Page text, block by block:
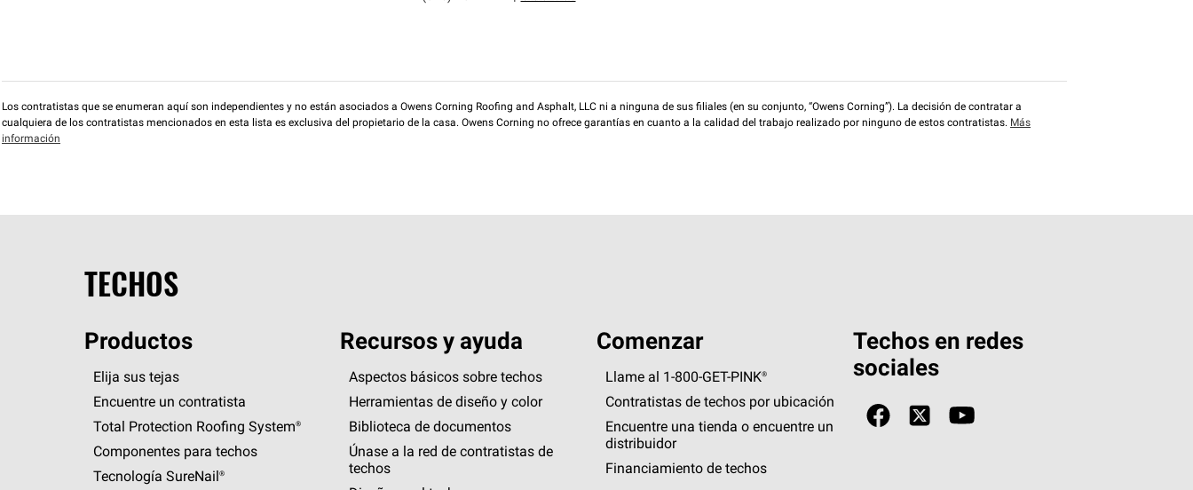
Los contratistas que se enumeran aquí son independientes y no están asociados a Owens Corning Roofing and Asphalt, LLC ni a ninguna de sus filiales (en su conjunto, “Owens Corning”). La decisión de contratar a
cualquiera de los contratistas mencionados en esta lista es exclusiva del propietario de la casa. Owens Corning no ofrece garantías en cuanto a la calidad del trabajo realizado por ninguno de estos contratistas. Más
información
TECHOS
Productos
Elija sus tejas
Encuentre un contratista
Total Protection Roofing System®
Componentes para techos
Tecnología SureNail®
Recursos y ayuda
Aspectos básicos sobre techos
Herramientas de diseño y color
Biblioteca de documentos
Únase a la red de contratistas de
techos
Comenzar
Llame al 1-800-GET-PINK®
Contratistas de techos por ubicación
Encuentre una tienda o encuentre un
distribuidor
Financiamiento de techos
Techos en redes
sociales